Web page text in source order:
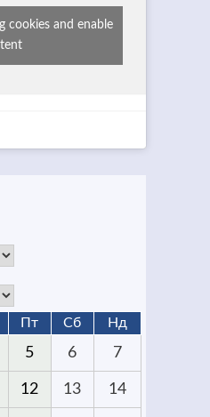
cookies and enable
Пт Сб Нд
5 6 7
12 13 14